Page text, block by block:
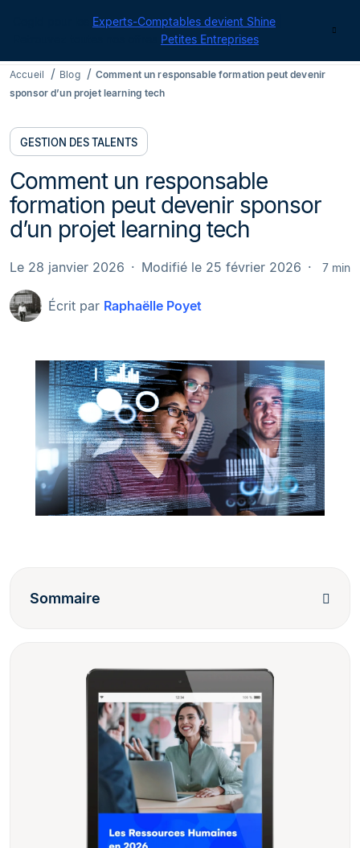
Experts-Comptables devient Shine
Petites Entreprises
Accueil Blog
Comment un responsable formation peut devenir
sponsor d’un projet learning tech
GESTION DES TALENTS
Comment un responsable
formation peut devenir sponsor
d’un projet learning tech
Écrit par Raphaëlle Poyet
Le 28 janvier 2026 Modifié le 25 février 2026 7 min
Sommaire